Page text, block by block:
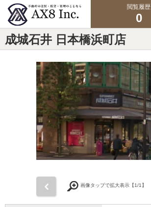
閲覧履歴
0
成城石井 日本橋浜町店
画像タップで拡大表示【1/1】